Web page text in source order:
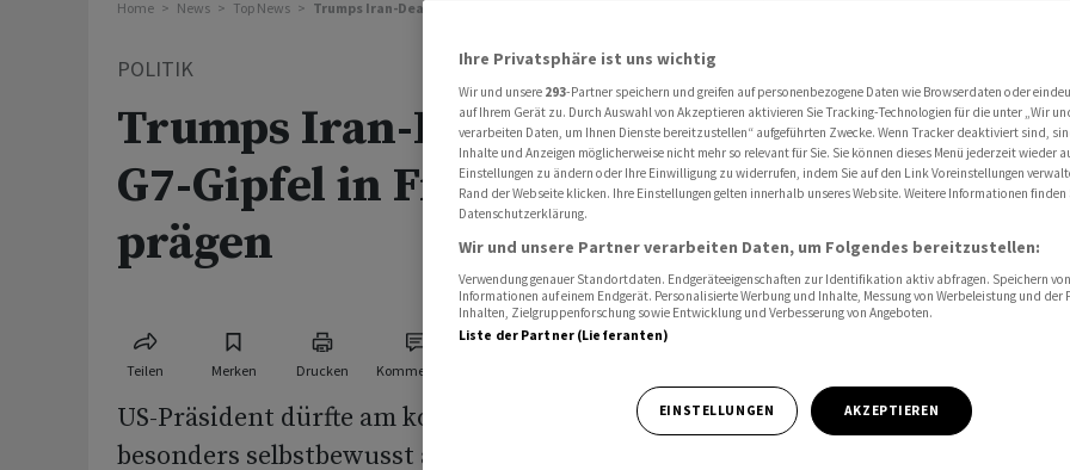
Home News Top News Trumps Iran-Deal könnte G7-Gipfel in Frankreich prägen
POLITIK
Trumps Iran-Deal könnte
G7-Gipfel in Frankreich
prägen
Teilen Merken Drucken Kommentare
US-Präsident dürfte am kommenden G7-Gipfel
besonders selbstbewusst auftreten, nachdem sich
Ihre Privatsphäre ist uns wichtig
Wir und unsere 293-Partner speichern und greifen auf personenbezogene Daten wie Browserdaten oder
auf Ihrem Gerät zu. Durch Auswahl von Akzeptieren aktivieren Sie Tracking-Technologien für die unter „Wir
verarbeiten Daten, um Ihnen Dienste bereitzustellen“ aufgeführten Zwecke. Wenn Tracker deaktiviert sind,
Inhalte und Anzeigen möglicherweise nicht mehr so relevant für Sie. Sie können dieses Menü jederzeit wieder
Einstellungen zu ändern oder Ihre Einwilligung zu widerrufen, indem Sie auf den Link Voreinstellungen
Rand der Webseite klicken. Ihre Einstellungen gelten innerhalb unseres Website. Weitere Informationen finden
Datenschutzerklärung.
Wir und unsere Partner verarbeiten Daten, um Folgendes bereitzustellen:
Verwendung genauer Standortdaten. Endgeräteeigenschaften zur Identifikation aktiv abfragen. Speichern
Informationen auf einem Endgerät. Personalisierte Werbung und Inhalte, Messung von Werbeleistung und der
Inhalten, Zielgruppenforschung sowie Entwicklung und Verbesserung von Angeboten.
Liste der Partner (Lieferanten)
EINSTELLUNGEN AKZEPTIEREN